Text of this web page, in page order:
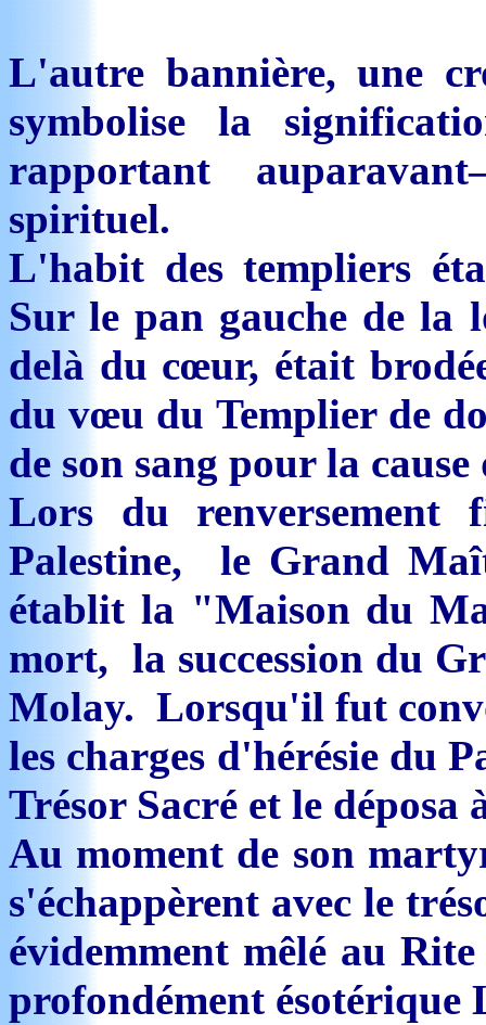
L'autre bannière, une
symbolise la
rapportant
spirituel.
L'habit des templiers
Sur le pan gauche de la
delà du cœur, était
du vœu du Templier de
de son sang pour la
Lors du renversement
Palestine, le Grand
établit la "Maison du
mort, la succession du
Molay. Lorsqu'il fut
les charges d'hérésie du
Trésor Sacré et le
Au moment de son
s'échappèrent avec le
évidemment mêlé au
profondément